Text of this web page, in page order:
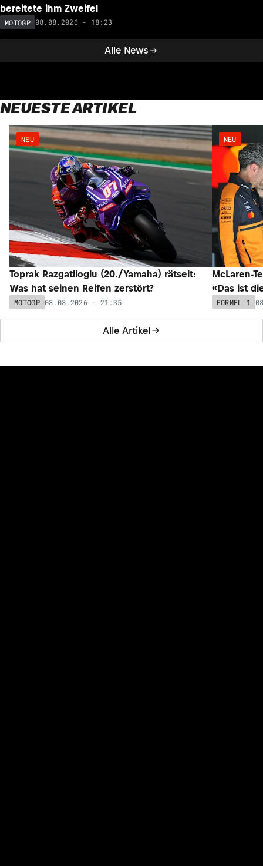
Alle News
bereitete ihm Zweifel
MOTOGP 08.08.2026 - 18:23
NEUESTE ARTIKEL
Alle Artikel
NEU
Toprak Razgatlioglu (20./Yamaha) rätselt:
Was hat seinen Reifen zerstört?
MOTOGP 08.08.2026 - 21:35
NEU
McLaren-
«Das ist
FORMEL 1